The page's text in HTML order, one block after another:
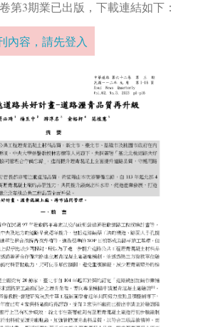
第3期業已出版，下載連結如下：
內容，請先登入